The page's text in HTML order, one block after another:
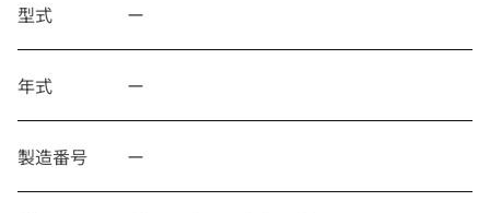
型式 ー
年式 ー
製造番号 ー